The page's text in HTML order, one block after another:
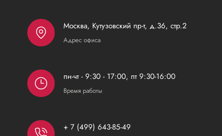
Москва, Кутузовский пр-т, д.36, стр.2
Адрес офиса
пн-чт - 9:30 - 17:00, пт 9:30-16:00
Время работы
+ 7 (499) 643-85-49